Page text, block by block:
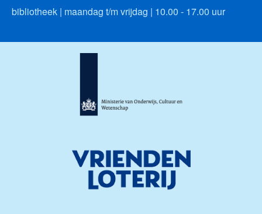
bibliotheek | maandag t/m vrijdag | 10.00 - 17.00 uur